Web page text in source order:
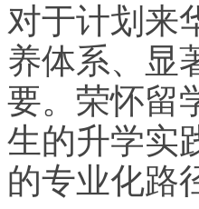
对于计划来
养体系、显
要。荣怀留
生的升学实
的专业化路